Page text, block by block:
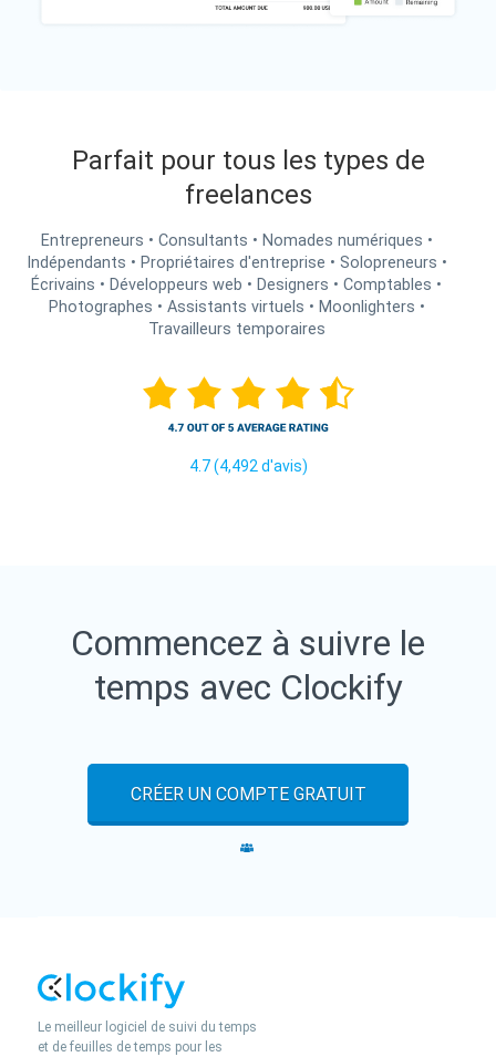
Parfait pour tous les types de
freelances
Entrepreneurs • Consultants • Nomades numériques •
Indépendants • Propriétaires d'entreprise • Solopreneurs •
Écrivains • Développeurs web • Designers • Comptables •
Photographes • Assistants virtuels • Moonlighters •
Travailleurs temporaires
4.7 (4,492 d'avis)
Commencez à suivre le
temps avec Clockify
CRÉER UN COMPTE GRATUIT
Le meilleur logiciel de suivi du temps
et de feuilles de temps pour les